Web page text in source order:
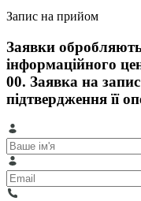
Запис на прийом
Заявки
інформаційного
00. Заявка на
підтвердження її